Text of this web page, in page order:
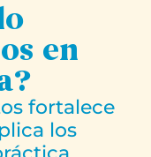
en
fortalece
los